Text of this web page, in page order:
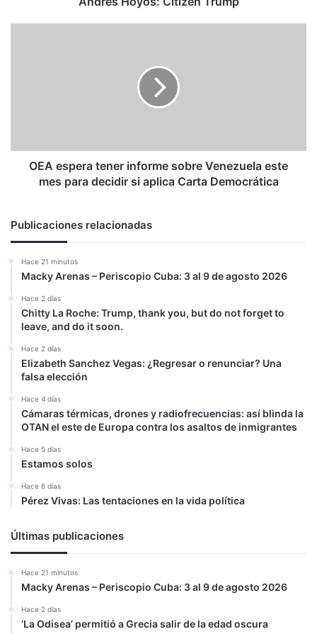
para
decidir
Democrática
OEA espera tener informe sobre Venezuela este
mes para decidir si aplica Carta Democrática
Publicaciones relacionadas
Hace 21 minutos
Macky Arenas – Periscopio Cuba: 3 al 9 de agosto 2026
Hace 2 días
Chitty La Roche: Trump, thank you, but do not forget to
leave, and do it soon.
Hace 2 días
Elizabeth Sanchez Vegas: ¿Regresar o renunciar? Una
falsa elección
Hace 4 días
Cámaras térmicas, drones y radiofrecuencias: así blinda la
OTAN el este de Europa contra los asaltos de inmigrantes
Hace 5 días
Estamos solos
Hace 6 días
Pérez Vivas: Las tentaciones en la vida política
Últimas publicaciones
Hace 21 minutos
Macky Arenas – Periscopio Cuba: 3 al 9 de agosto 2026
Hace 2 días
‘La Odisea’ permitió a Grecia salir de la edad oscura